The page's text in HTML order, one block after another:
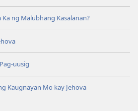
ng Malubhang Kasalanan?
uusig
Kaugnayan Mo kay Jehova